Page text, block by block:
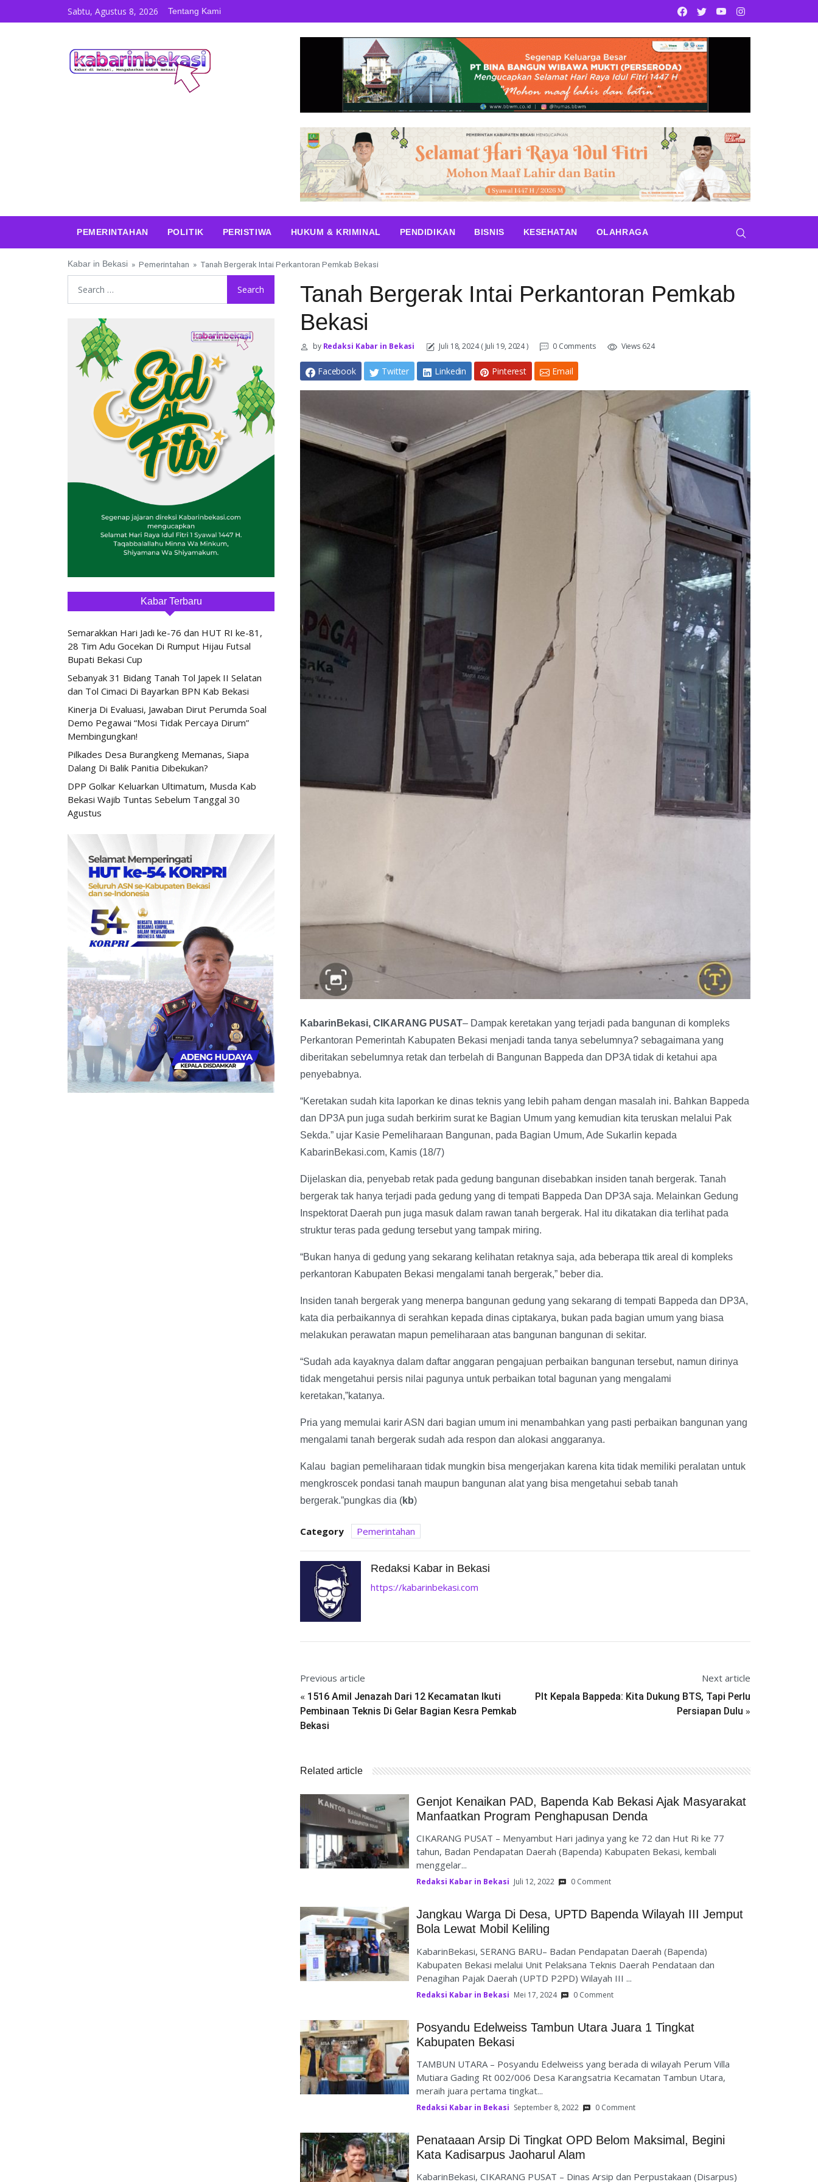
Skip to contentSabtu, Agustus 8, 2026 Tentang Kami Facebook
TwitterYoutube
PEMERINTAHAN POLITIK PERISTIWA HUKUM & KRIMINAL PENDIDIKAN BISNIS KESEHATAN OLAHRAGA
Kabar in Bekasi » Pemerintahan » Tanah Bergerak Intai Perkantoran Pemkab Bekasi
Tanah Bergerak Intai Perkantoran Pemkab
Bekasi
byRedaksi Kabar in Bekasi Juli 18, 2024 ( Juli 19, 2024 ) 0 Comments Views 624
Facebook Twitter Linkedin Pinterest Email
KabarinBekasi, CIKARANG PUSAT– Dampak keretakan yang terjadi pada bangunan di kompleks
Perkantoran Pemerintah Kabupaten Bekasi menjadi tanda tanya sebelumnya? sebagaimana yang
diberitakan sebelumnya retak dan terbelah di Bangunan Bappeda dan DP3A tidak di ketahui apa
penyebabnya.
“Keretakan sudah kita laporkan ke dinas teknis yang lebih paham dengan masalah ini. Bahkan Bappeda
dan DP3A pun juga sudah berkirim surat ke Bagian Umum yang kemudian kita teruskan melalui Pak
Sekda.” ujar Kasie Pemeliharaan Bangunan, pada Bagian Umum, Ade Sukarlin kepada
KabarinBekasi.com, Kamis (18/7)
Dijelaskan dia, penyebab retak pada gedung bangunan disebabkan insiden tanah bergerak. Tanah
bergerak tak hanya terjadi pada gedung yang di tempati Bappeda Dan DP3A saja. Melainkan Gedung
Inspektorat Daerah pun juga masuk dalam rawan tanah bergerak. Hal itu dikatakan dia terlihat pada
struktur teras pada gedung tersebut yang tampak miring.
“Bukan hanya di gedung yang sekarang kelihatan retaknya saja, ada beberapa ttik areal di kompleks
perkantoran Kabupaten Bekasi mengalami tanah bergerak,” beber dia.
Insiden tanah bergerak yang menerpa bangunan gedung yang sekarang di tempati Bappeda dan DP3A,
kata dia perbaikannya di serahkan kepada dinas ciptakarya, bukan pada bagian umum yang biasa
melakukan perawatan mapun pemeliharaan atas bangunan bangunan di sekitar.
“Sudah ada kayaknya dalam daftar anggaran pengajuan perbaikan bangunan tersebut, namun dirinya
tidak mengetahui persis nilai pagunya untuk perbaikan total bagunan yang mengalami
keretakan,”katanya.
Pria yang memulai karir ASN dari bagian umum ini menambahkan yang pasti perbaikan bangunan yang
mengalami tanah bergerak sudah ada respon dan alokasi anggaranya.
Kalau bagian pemeliharaan tidak mungkin bisa mengerjakan karena kita tidak memiliki peralatan untuk
mengkroscek pondasi tanah maupun bangunan alat yang bisa mengetahui sebab tanah
bergerak.”pungkas dia (kb)
Category Pemerintahan
Redaksi Kabar in Bekasi
https://kabarinbekasi.com
Previous article
« 1516 Amil Jenazah Dari 12 Kecamatan Ikuti
Pembinaan Teknis Di Gelar Bagian Kesra Pemkab
Bekasi
Next article
Plt Kepala Bappeda: Kita Dukung BTS, Tapi Perlu
Persiapan Dulu »
Related article
Genjot Kenaikan PAD, Bapenda Kab Bekasi Ajak Masyarakat
Manfaatkan Program Penghapusan Denda
CIKARANG PUSAT – Menyambut Hari jadinya yang ke 72 dan Hut Ri ke 77
tahun, Badan Pendapatan Daerah (Bapenda) Kabupaten Bekasi, kembali
menggelar...
Redaksi Kabar in Bekasi Juli 12, 2022 0 Comment
Jangkau Warga Di Desa, UPTD Bapenda Wilayah III Jemput
Bola Lewat Mobil Keliling
KabarinBekasi, SERANG BARU– Badan Pendapatan Daerah (Bapenda)
Kabupaten Bekasi melalui Unit Pelaksana Teknis Daerah Pendataan dan
Penagihan Pajak Daerah (UPTD P2PD) Wilayah III ...
Redaksi Kabar in Bekasi Mei 17, 2024 0 Comment
Posyandu Edelweiss Tambun Utara Juara 1 Tingkat
Kabupaten Bekasi
TAMBUN UTARA – Posyandu Edelweiss yang berada di wilayah Perum Villa
Mutiara Gading Rt 002/006 Desa Karangsatria Kecamatan Tambun Utara,
meraih juara pertama tingkat...
Redaksi Kabar in Bekasi September 8, 2022 0 Comment
Penataaan Arsip Di Tingkat OPD Belom Maksimal, Begini
Kata Kadisarpus Jaoharul Alam
KabarinBekasi, CIKARANG PUSAT – Dinas Arsip dan Perpustakaan (Disarpus)
Kabar Terbaru
Semarakkan Hari Jadi ke-76 dan HUT RI ke-81,
28 Tim Adu Gocekan Di Rumput Hijau Futsal
Bupati Bekasi Cup
Sebanyak 31 Bidang Tanah Tol Japek II Selatan
dan Tol Cimaci Di Bayarkan BPN Kab Bekasi
Kinerja Di Evaluasi, Jawaban Dirut Perumda Soal
Demo Pegawai “Mosi Tidak Percaya Dirum”
Membingungkan!
Pilkades Desa Burangkeng Memanas, Siapa
Dalang Di Balik Panitia Dibekukan?
DPP Golkar Keluarkan Ultimatum, Musda Kab
Bekasi Wajib Tuntas Sebelum Tanggal 30
Agustus